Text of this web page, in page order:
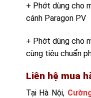
+ Phớt dùng cho
cánh Paragon PV
+ Phớt dùng cho
cùng tiêu chuẩn
Liên hệ mua
Tại Hà Nội,